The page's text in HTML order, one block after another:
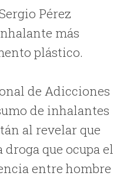
Pérez
más
plástico.
de Adicciones
de inhalantes
al revelar que
que ocupa el
entre hombre